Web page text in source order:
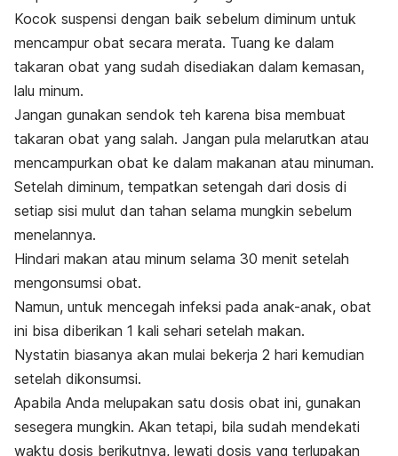
Kocok suspensi dengan baik sebelum diminum untuk
mencampur obat secara merata. Tuang ke dalam
takaran obat yang sudah disediakan dalam kemasan,
lalu minum.
Jangan gunakan sendok teh karena bisa membuat
takaran obat yang salah. Jangan pula melarutkan atau
mencampurkan obat ke dalam makanan atau minuman.
Setelah diminum, tempatkan setengah dari dosis di
setiap sisi mulut dan tahan selama mungkin sebelum
menelannya.
Hindari makan atau minum selama 30 menit setelah
mengonsumsi obat.
Namun, untuk mencegah infeksi pada anak-anak, obat
ini bisa diberikan 1 kali sehari setelah makan.
Nystatin biasanya akan mulai bekerja 2 hari kemudian
setelah dikonsumsi.
Apabila Anda melupakan satu dosis obat ini, gunakan
sesegera mungkin. Akan tetapi, bila sudah mendekati
waktu dosis berikutnya, lewati dosis yang terlupakan